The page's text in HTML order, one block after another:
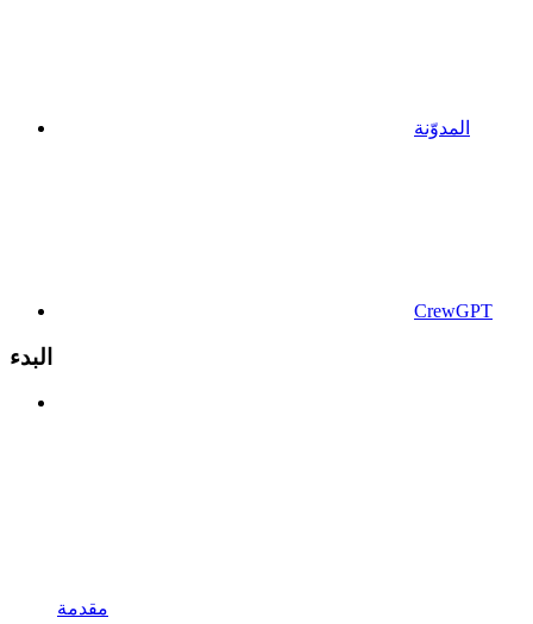
المدوّنة
CrewGPT
البدء
مقدمة